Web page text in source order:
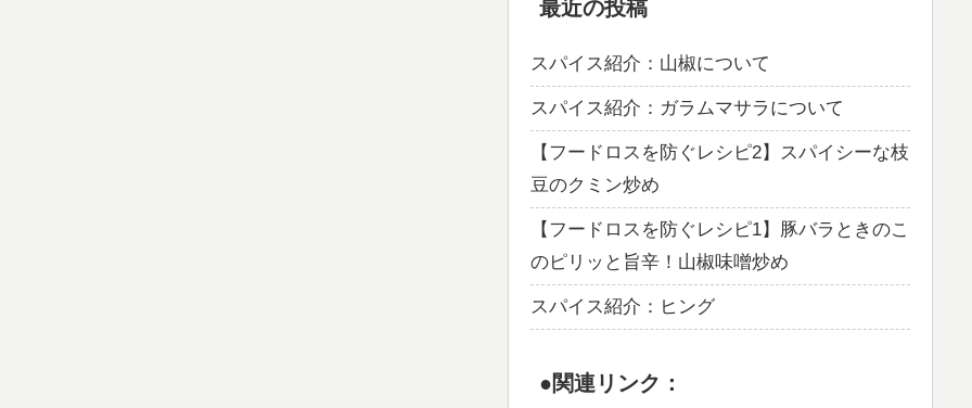
最近の投稿
スパイス紹介：山椒について
スパイス紹介：ガラムマサラについて
【フードロスを防ぐレシピ2】スパイシーな枝
豆のクミン炒め
【フードロスを防ぐレシピ1】豚バラときのこ
のピリッと旨辛！山椒味噌炒め
スパイス紹介：ヒング
●関連リンク：